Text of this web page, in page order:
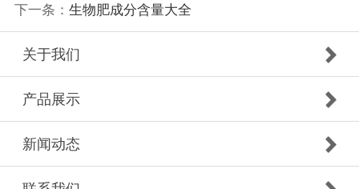
下一条： 生物肥成分含量大全
关于我们
产品展示
新闻动态